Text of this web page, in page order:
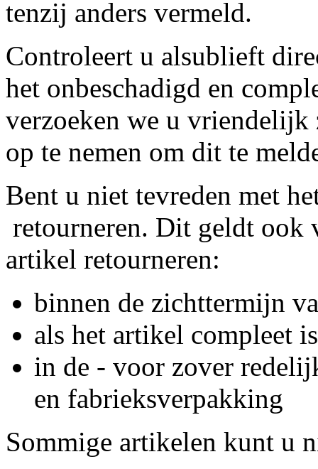
tenzij anders vermeld.
Controleert u alsublieft
het onbeschadigd en
verzoeken we u
op te nemen om dit te
Bent u niet tevreden met
retourneren. Dit geldt ook
artikel retourneren:
binnen de zichttermijn
als het artikel compleet is
in de - voor zover
en fabrieksverpakking
Sommige artikelen kunt u